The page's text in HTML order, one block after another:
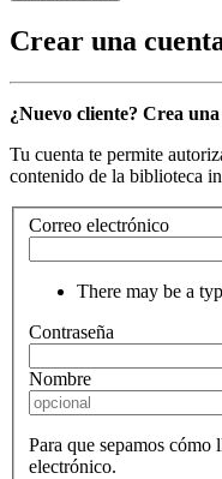
Crear una
¿Nuevo cliente? Crea
Tu cuenta te permite
contenido de la biblioteca
Correo electrónico
There may be a
Contraseña
Nombre
Para que sepamos cómo
electrónico.